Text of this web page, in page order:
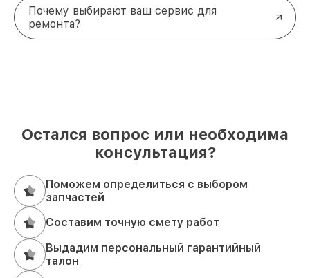
Почему выбирают ваш сервис для
ремонта?
Остался вопрос или необходима
консультация?
Поможем определиться с выбором
запчастей
Составим точную смету работ
Выдадим персональный гарантийный
талон